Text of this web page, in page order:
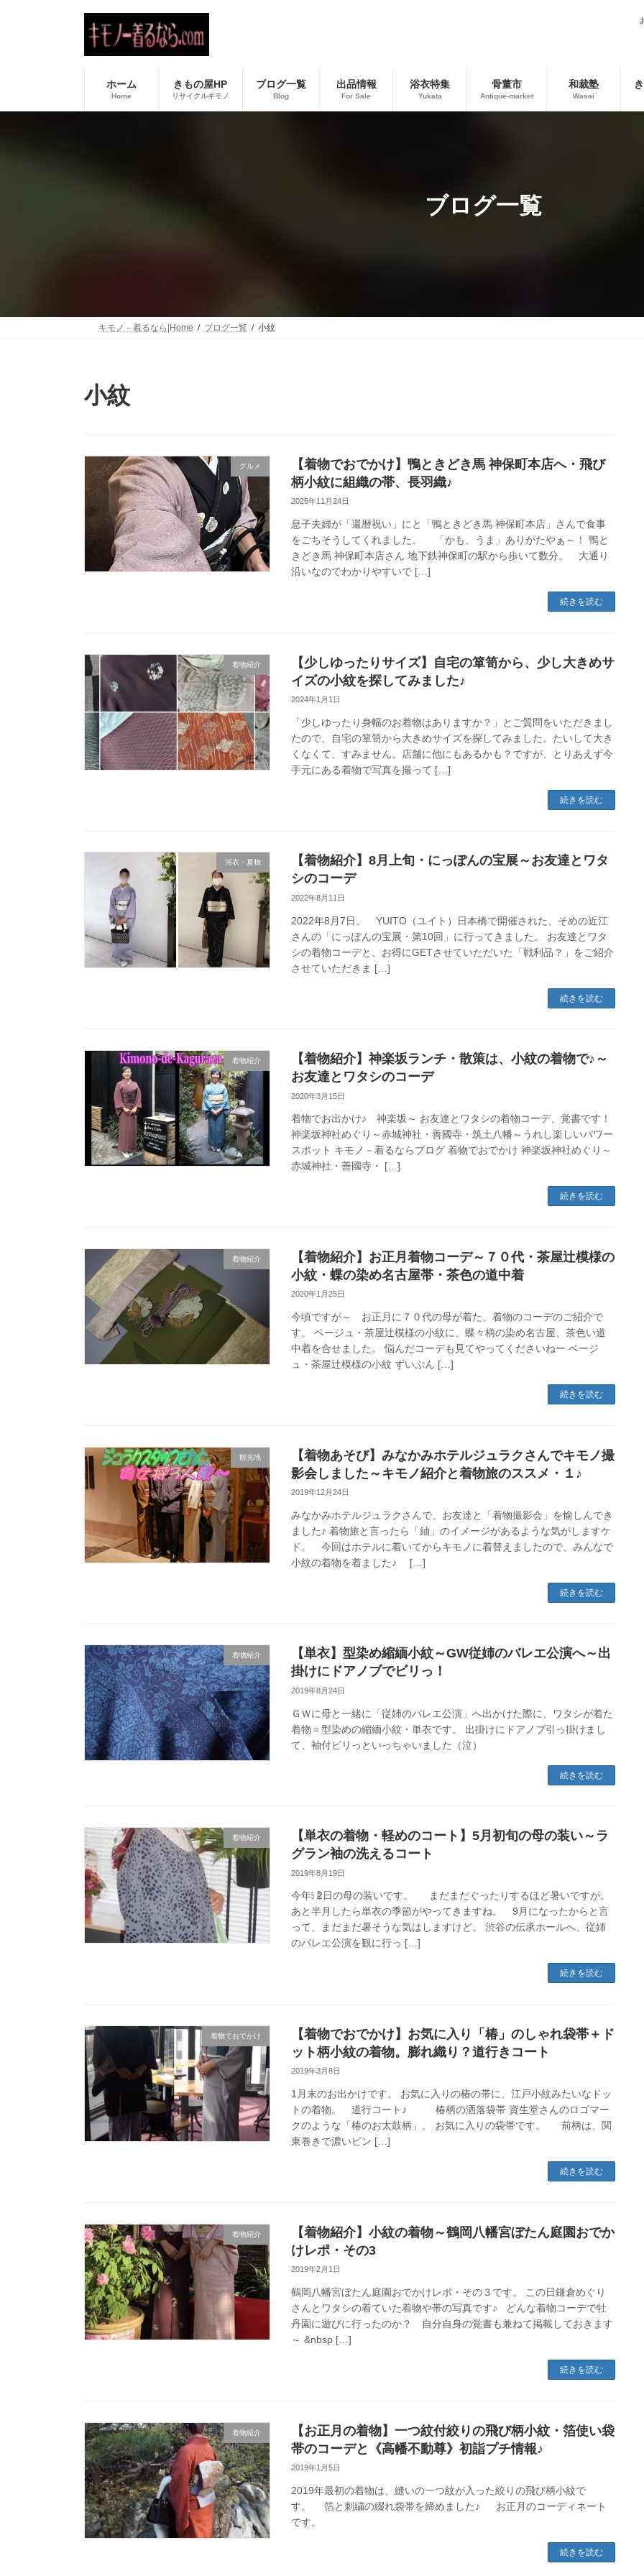
キ
に
ホーム
Home
きもの屋HP
リサイクルキモノ
ブログ一覧
Blog
出品情報
For Sale
浴衣特集
Yukata
骨董市
Antique-market
和裁塾
Wasai
ブログ一覧
キモノ－着るなら|Home ブログ一覧 小紋
小紋
グルメ
【着物でおでかけ】鴨ときどき馬 神保町本店へ・飛び
柄小紋に組織の帯、長羽織♪
2025年11月24日
息子夫婦が「還暦祝い」にと「鴨ときどき馬 神保町本店」さんで食事
をごちそうしてくれました。 「かも、うま」ありがたやぁ～！ 鴨と
きどき馬 神保町本店さん 地下鉄神保町の駅から歩いて数分。 大通り
沿いなのでわかりやすいで […]
続きを読む
着物紹介
【少しゆったりサイズ】自宅の箪笥から、少し大きめサ
イズの小紋を探してみました♪
2024年1月1日
「少しゆったり身幅のお着物はありますか？」とご質問をいただきまし
たので、自宅の箪笥から大きめサイズを探してみました。たいして大き
くなくて、すみません。店舗に他にもあるかも？ですが、とりあえず今
手元にある着物で写真を撮って […]
続きを読む
浴衣・夏物
【着物紹介】8月上旬・にっぽんの宝展～お友達とワタ
シのコーデ
2022年8月11日
2022年8月7日。 YUITO（ユイト）日本橋で開催された、そめの近江
さんの「にっぽんの宝展・第10回」に行ってきました。 お友達とワタ
シの着物コーデと、お得にGETさせていただいた「戦利品？」をご紹介
させていただきま […]
続きを読む
着物紹介
【着物紹介】神楽坂ランチ・散策は、小紋の着物で♪～
お友達とワタシのコーデ
2020年3月15日
着物でお出かけ♪ 神楽坂～ お友達とワタシの着物コーデ、覚書です！
神楽坂神社めぐり～赤城神社・善國寺・筑土八幡～うれし楽しいパワー
スポット キモノ－着るならブログ 着物でおでかけ 神楽坂神社めぐり～
赤城神社・善國寺・ […]
続きを読む
着物紹介
【着物紹介】お正月着物コーデ～７０代・茶屋辻模様の
小紋・蝶の染め名古屋帯・茶色の道中着
2020年1月25日
今頃ですが～ お正月に７０代の母が着た、着物のコーデのご紹介で
す。 ベージュ・茶屋辻模様の小紋に、蝶々柄の染め名古屋、茶色い道
中着を合せました。 悩んだコーデも見てやってくださいねー ベージ
ュ・茶屋辻模様の小紋 ずいぶん […]
続きを読む
観光地
【着物あそび】みなかみホテルジュラクさんでキモノ撮
影会しました～キモノ紹介と着物旅のススメ・１♪
2019年12月24日
みなかみホテルジュラクさんで、お友達と「着物撮影会」を愉しんでき
ました♪ 着物旅と言ったら「紬」のイメージがあるような気がしますケ
ド。 今回はホテルに着いてからキモノに着替えましたので、みんなで
小紋の着物を着ました♪ […]
続きを読む
着物紹介
【単衣】型染め縮緬小紋～GW従姉のバレエ公演へ～出
掛けにドアノブでビリっ！
2019年8月24日
ＧＷに母と一緒に「従姉のバレエ公演」へ出かけた際に、ワタシが着た
着物＝型染めの縮緬小紋・単衣です。 出掛けにドアノブ引っ掛けまし
て、袖付ビリっといっちゃいました（泣）
続きを読む
着物紹介
【単衣の着物・軽めのコート】5月初旬の母の装い～ラ
グラン袖の洗えるコート
2019年8月19日
今年㋄2日の母の装いです。 まだまだぐったりするほど暑いですが。
あと半月したら単衣の季節がやってきますね。 9月になったからと言
って、まだまだ暑そうな気はしますけど。 渋谷の伝承ホールへ、従姉
のバレエ公演を観に行っ […]
続きを読む
着物でおでかけ
【着物でおでかけ】お気に入り「椿」のしゃれ袋帯＋ド
ット柄小紋の着物。膨れ織り？道行きコート
2019年3月8日
1月末のお出かけです。 お気に入りの椿の帯に、江戸小紋みたいなドッ
トの着物。 道行コート♪ 椿柄の洒落袋帯 資生堂さんのロゴマー
クのような「椿のお太鼓柄」。 お気に入りの袋帯です。 前柄は、関
東巻きで濃いピン […]
続きを読む
着物紹介
【着物紹介】小紋の着物～鶴岡八幡宮ぼたん庭園おでか
けレポ・その3
2019年2月1日
鶴岡八幡宮ぼたん庭園おでかけレポ・その３です。 この日鎌倉めぐり
さんとワタシの着ていた着物や帯の写真です♪ どんな着物コーデで牡
丹園に遊びに行ったのか？ 自分自身の覚書も兼ねて掲載しておきます
～ &nbsp […]
続きを読む
着物紹介
【お正月の着物】一つ紋付絞りの飛び柄小紋・箔使い袋
帯のコーデと《高幡不動尊》初詣プチ情報♪
2019年1月5日
2019年最初の着物は、縫いの一つ紋が入った絞りの飛び柄小紋で
す。 箔と刺繍の綴れ袋帯を締めました♪ お正月のコーディネート
です。
続きを読む